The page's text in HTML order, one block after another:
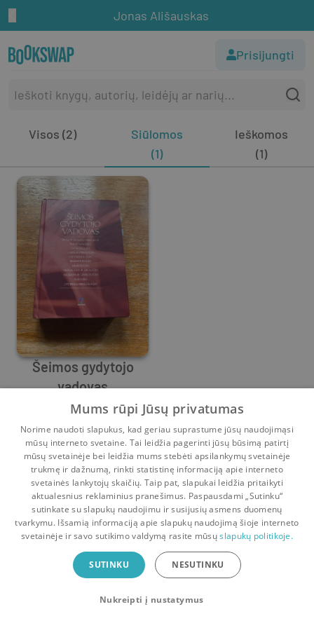
Jonas Ališauskas
Prisijungti
Visos (2)
Siūlomos
(1)
Ieškomos
(1)
Šeimos gydytojo
vadovas
Jonas Ališauskas,Arvydas Ambrozaitis , Dalia Adomavičiūtė
Pradinis Krepšelis Pokalbiai Pranešimai Paskyra
Bookswap programėlė
Mainykis knygomis dar patogiau!
Uždaryti
Mums rūpi Jūsų privatumas
Norime naudoti slapukus, kad geriau suprastume jūsų naudojimąsi
mūsų interneto svetaine. Tai leidžia pagerinti jūsų būsimą patirtį
mūsų svetainėje bei leidžia mums stebėti apsilankymų svetainėje
trukmę ir dažnumą, rinkti statistinę informaciją apie interneto
svetainės lankytojų skaičių. Taip pat, slapukai leidžia pritaikyti
aktualesnius reklaminius pranešimus. Paspausdami „Sutinku“
sutinkate su slapukų naudojimu ir susijusių asmens duomenų
tvarkymu. Išsamią informaciją apie slapukų naudojimą šioje interneto
svetainėje ir savo sutikimo valdymą rasite mūsųslapukų politikoje.
SUTINKU NESUTINKU
Nukreipti į nustatymus